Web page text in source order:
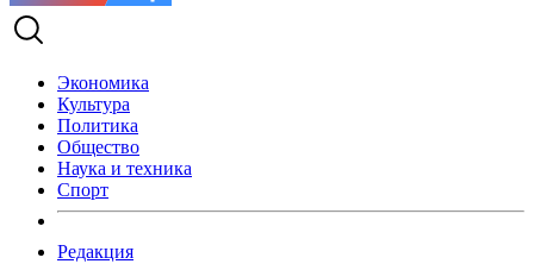
Экономика
Культура
Политика
Общество
Наука и техника
Спорт
Редакция